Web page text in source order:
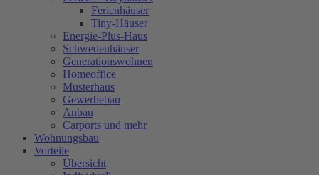
Ferienhäuser
Tiny-Häuser
Energie-Plus-Haus
Schwedenhäuser
Generationswohnen
Homeoffice
Musterhaus
Gewerbebau
Anbau
Carports und mehr
Wohnungsbau
Vorteile
Übersicht